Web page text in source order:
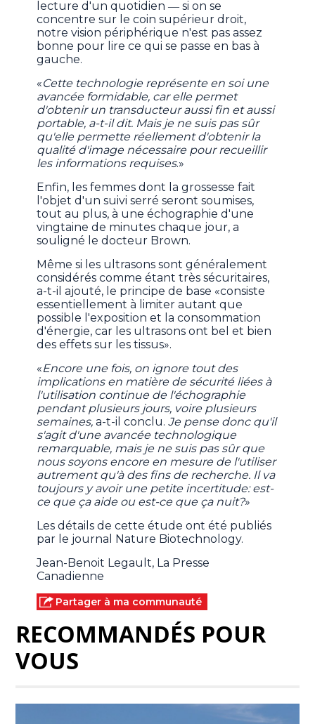
lecture d'un quotidien ― si on se
concentre sur le coin supérieur droit,
notre vision périphérique n'est pas assez
bonne pour lire ce qui se passe en bas à
gauche.
«Cette technologie représente en soi une
avancée formidable, car elle permet
d'obtenir un transducteur aussi fin et aussi
portable, a-t-il dit. Mais je ne suis pas sûr
qu'elle permette réellement d'obtenir la
qualité d'image nécessaire pour recueillir
les informations requises.»
Enfin, les femmes dont la grossesse fait
l'objet d'un suivi serré seront soumises,
tout au plus, à une échographie d'une
vingtaine de minutes chaque jour, a
souligné le docteur Brown.
Même si les ultrasons sont généralement
considérés comme étant très sécuritaires,
a-t-il ajouté, le principe de base «consiste
essentiellement à limiter autant que
possible l'exposition et la consommation
d'énergie, car les ultrasons ont bel et bien
des effets sur les tissus».
«Encore une fois, on ignore tout des
implications en matière de sécurité liées à
l'utilisation continue de l'échographie
pendant plusieurs jours, voire plusieurs
semaines,a-t-il conclu.Je pense donc qu'il
s'agit d'une avancée technologique
remarquable, mais je ne suis pas sûr que
nous soyons encore en mesure de l'utiliser
autrement qu'à des fins de recherche. Il va
toujours y avoir une petite incertitude: est-
ce que ça aide ou est-ce que ça nuit?»
Les détails de cette étude ont été publiés
par le journal Nature Biotechnology.
Jean-Benoit Legault, La Presse
Canadienne
Partager à ma communauté
RECOMMANDÉS POUR
VOUS